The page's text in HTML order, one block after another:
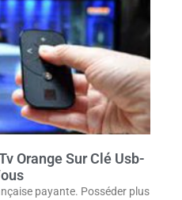
Orange Sur Clé Usb-
payante. Posséder plus